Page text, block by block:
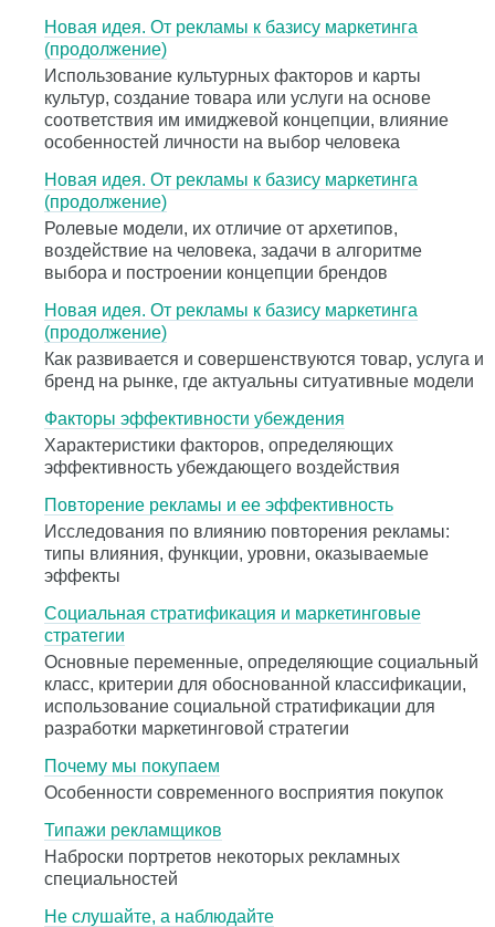
Новая идея. От рекламы к базису маркетинга
(продолжение)
Использование культурных факторов и карты
культур, создание товара или услуги на основе
соответствия им имиджевой концепции, влияние
особенностей личности на выбор человека
Новая идея. От рекламы к базису маркетинга
(продолжение)
Ролевые модели, их отличие от архетипов,
воздействие на человека, задачи в алгоритме
выбора и построении концепции брендов
Новая идея. От рекламы к базису маркетинга
(продолжение)
Как развивается и совершенствуются товар, услуга и
бренд на рынке, где актуальны ситуативные модели
Факторы эффективности убеждения
Характеристики факторов, определяющих
эффективность убеждающего воздействия
Повторение рекламы и ее эффективность
Исследования по влиянию повторения рекламы:
типы влияния, функции, уровни, оказываемые
эффекты
Социальная стратификация и маркетинговые
стратегии
Основные переменные, определяющие социальный
класс, критерии для обоснованной классификации,
использование социальной стратификации для
разработки маркетинговой стратегии
Почему мы покупаем
Особенности современного восприятия покупок
Типажи рекламщиков
Наброски портретов некоторых рекламных
специальностей
Не слушайте, а наблюдайте